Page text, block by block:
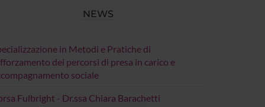
NEWS
in Metodi e Pratiche di
dei percorsi di presa in carico e
sociale
Fulbright - Dr.ssa Chiara Barachetti